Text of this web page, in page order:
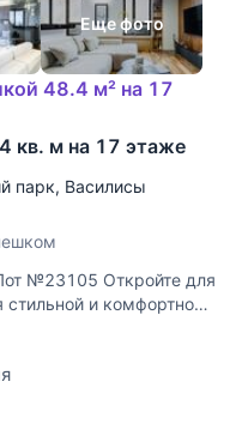
Еще фото
48.4 м² на 17
кв. м на 17 этаже
парк, Василисы
№23105 Откройте для
стильной и комфортной
Point. Здесь, в
гармонии,
апартаменты